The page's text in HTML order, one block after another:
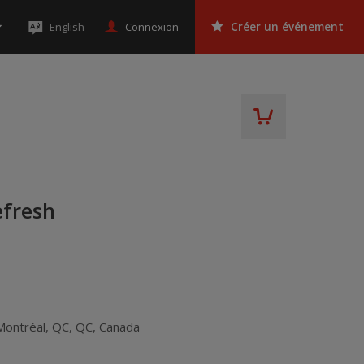
English Connexion Créer un événement
QC, QC, Canada